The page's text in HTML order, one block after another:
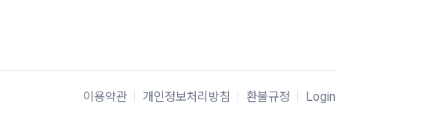
이용약관 개인정보처리방침 환불규정 Login